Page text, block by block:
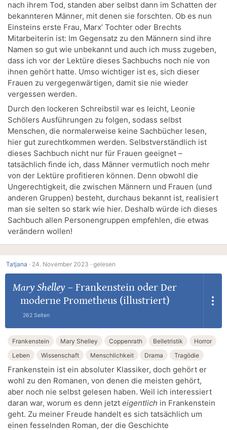
nach ihrem Tod, standen aber selbst dann im Schatten der
bekannteren Männer, mit denen sie forschten. Ob es nun
Einsteins erste Frau, Marx’ Tochter oder Brechts
Mitarbeiterin ist: Im Gegensatz zu den Männern sind ihre
Namen so gut wie unbekannt und auch ich muss zugeben,
dass ich vor der Lektüre dieses Sachbuchs noch nie von
ihnen gehört hatte. Umso wichtiger ist es, sich dieser
Frauen zu vergegenwärtigen, damit sie nie wieder
vergessen werden.
Durch den lockeren Schreibstil war es leicht, Leonie
Schölers Ausführungen zu folgen, sodass selbst
Menschen, die normalerweise keine Sachbücher lesen,
hier gut zurechtkommen werden. Selbstverständlich ist
dieses Sachbuch nicht nur für Frauen geeignet –
tatsächlich finde ich, dass Männer vermutlich noch mehr
von der Lektüre profitieren können. Denn obwohl die
Ungerechtigkeit, die zwischen Männern und Frauen (und
anderen Gruppen) besteht, durchaus bekannt ist, realisiert
man sie selten so stark wie hier. Deshalb würde ich dieses
Sachbuch allen Personengruppen empfehlen, die etwas
verändern wollen!
Tatjana · 24. November 2023 · gelesen
Mary Shelley– Frankenstein oder Der
moderne Prometheus (illustriert)
262 Seiten
Frankenstein Mary Shelley Coppenrath Belletristik
Horror
Leben
Wissenschaft Menschlichkeit Drama Tragödie
Frankenstein ist ein absoluter Klassiker, doch gehört er
wohl zu den Romanen, von denen die meisten gehört,
aber noch nie selbst gelesen haben. Weil ich interessiert
daran war, worum es denn jetzt eigentlich in Frankenstein
geht. Zu meiner Freude handelt es sich tatsächlich um
einen fesselnden Roman, der die Geschichte